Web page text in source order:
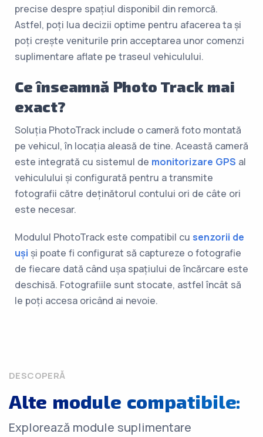
precise despre spațiul disponibil din remorcă.
Astfel, poți lua decizii optime pentru afacerea ta și
poți crește veniturile prin acceptarea unor comenzi
suplimentare aflate pe traseul vehiculului.
Ce înseamnă Photo Track mai
exact?
Soluția PhotoTrack include o cameră foto montată
pe vehicul, în locația aleasă de tine. Această cameră
este integrată cu sistemul de monitorizare GPS al
vehiculului și configurată pentru a transmite
fotografii către deținătorul contului ori de câte ori
este necesar.
Modulul PhotoTrack este compatibil cu senzorii de
uși și poate fi configurat să captureze o fotografie
de fiecare dată când ușa spațiului de încărcare este
deschisă. Fotografiile sunt stocate, astfel încât să
le poți accesa oricând ai nevoie.
DESCOPERĂ
Alte module compatibile:
Explorează module suplimentare